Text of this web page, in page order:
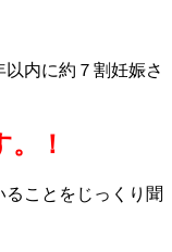
内に約７割妊娠さ
！
ことをじっくり聞